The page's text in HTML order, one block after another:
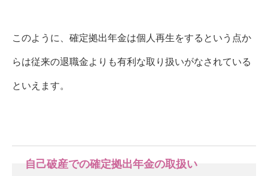
このように、確定拠出年金は個人再生をするという点か
らは従来の退職金よりも有利な取り扱いがなされている
といえます。
自己破産での確定拠出年金の取扱い